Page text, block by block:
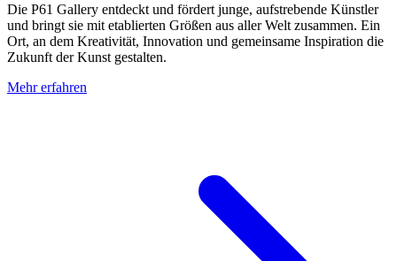
Die P61 Gallery entdeckt und fördert junge, aufstrebende Künstler
und bringt sie mit etablierten Größen aus aller Welt zusammen. Ein
Ort, an dem Kreativität, Innovation und gemeinsame Inspiration die
Zukunft der Kunst gestalten.
Mehr erfahren